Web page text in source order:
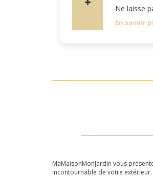
Ne laisse
En savoir
MaMaisonMonJardin vous
incontournable de votre